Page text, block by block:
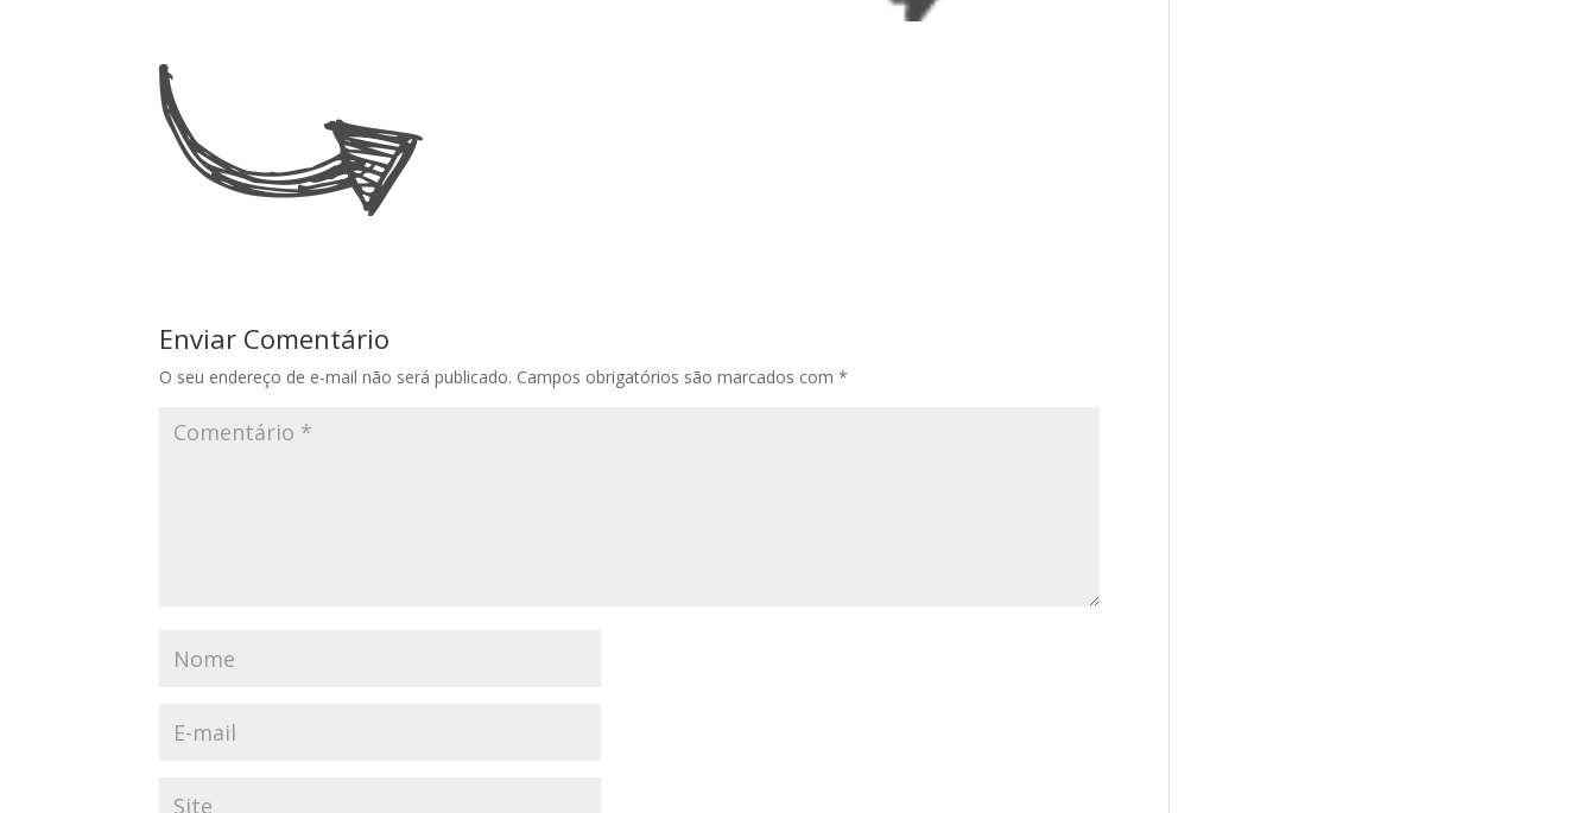
Enviar Comentário
O seu endereço de e-mail não será publicado. Campos obrigatórios são marcados com*